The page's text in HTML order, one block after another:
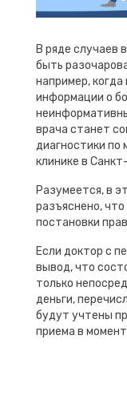
В ряде случаев
быть
например,
информации о
врача станет
диагностики по
клинике в
Разумеется, в
разъяснено,
постановки
Если доктор с
вывод, что
только
деньги,
будут учтены
приема в